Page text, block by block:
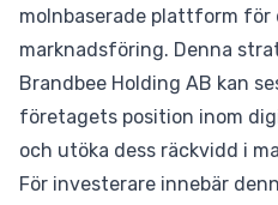
molnbaserade plattform
marknadsföring. Denna
Brandbee Holding AB kan
företagets position inom
och utöka dess räckvidd i
För investerare innebär